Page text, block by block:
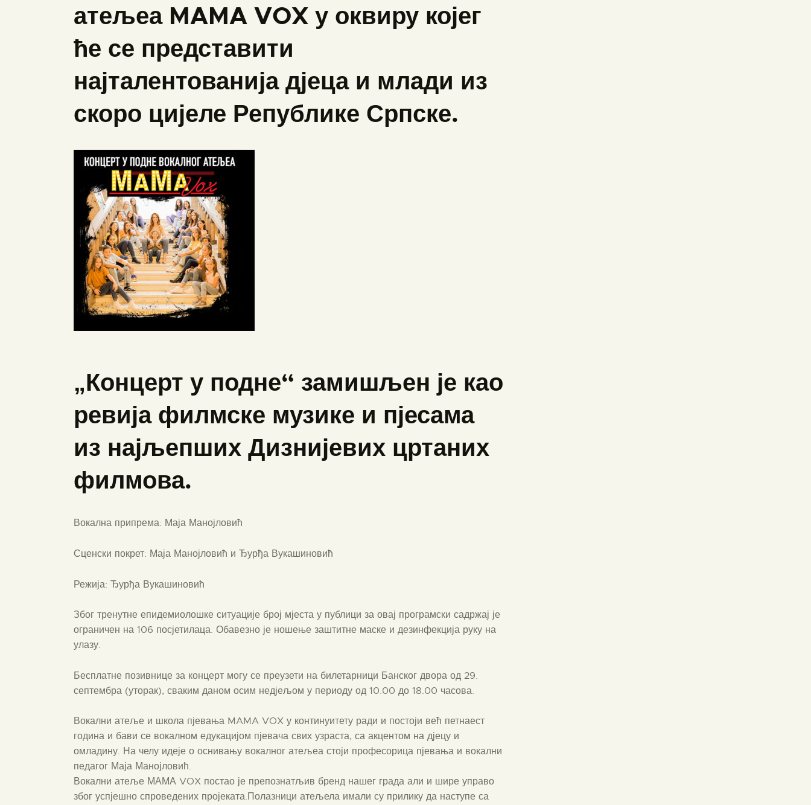
атељеа MAMA VOX у оквиру којег
ће се представити
најталентованија дјеца и млади из
скоро цијеле Републике Српске.
„Концерт у подне“ замишљен је као
ревија филмске музике и пјесама
из најљепших Дизнијевих цртаних
филмова.
Вокална припрема: Маја Манојловић
Сценски покрет: Маја Манојловић и Ђурђа Вукашиновић
Режија: Ђурђа Вукашиновић
Због тренутне епидемиолошке ситуације број мјеста у публици за овај програмски садржај је
ограничен на 106 посјетилаца. Обавезно је ношење заштитне маске и дезинфекција руку на
улазу.
Бесплатне позивнице за концерт могу се преузети на билетарници Банског двора од 29.
септембра (уторак), сваким даном осим недјељом у периоду од 10.00 до 18.00 часова.
Вокални атеље и школа пјевања MAMA VOX у континуитету ради и постоји већ петнаест
година и бави се вокалном едукацијом пјевача свих узраста, са акцентом на дјецу и
омладину. На челу идеје о оснивању вокалног атељеа стоји професорица пјевања и вокални
педагог Маја Манојловић.
Вокални атеље МАМА VOX постао је препознатљив бренд нашег града али и шире управо
због успјешно спроведених пројеката.Полазници атељела имали су прилику да наступе са